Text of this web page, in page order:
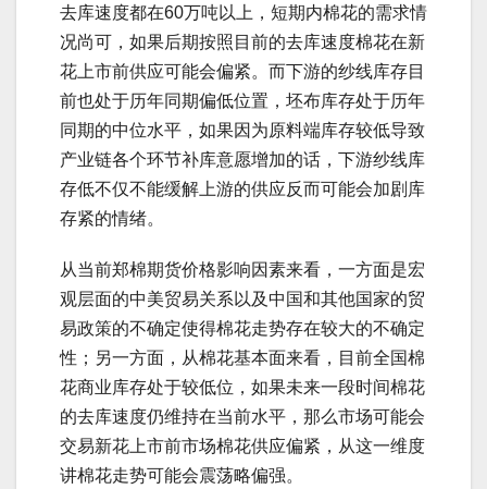
去库速度都在60万吨以上，短期内棉花的需求情
况尚可，如果后期按照目前的去库速度棉花在新
花上市前供应可能会偏紧。而下游的纱线库存目
前也处于历年同期偏低位置，坯布库存处于历年
同期的中位水平，如果因为原料端库存较低导致
产业链各个环节补库意愿增加的话，下游纱线库
存低不仅不能缓解上游的供应反而可能会加剧库
存紧的情绪。
从当前郑棉期货价格影响因素来看，一方面是宏
观层面的中美贸易关系以及中国和其他国家的贸
易政策的不确定使得棉花走势存在较大的不确定
性；另一方面，从棉花基本面来看，目前全国棉
花商业库存处于较低位，如果未来一段时间棉花
的去库速度仍维持在当前水平，那么市场可能会
交易新花上市前市场棉花供应偏紧，从这一维度
讲棉花走势可能会震荡略偏强。